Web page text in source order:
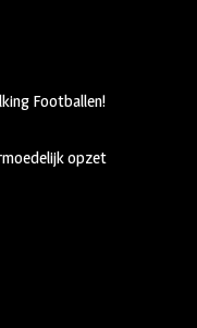
Footballen!
opzet